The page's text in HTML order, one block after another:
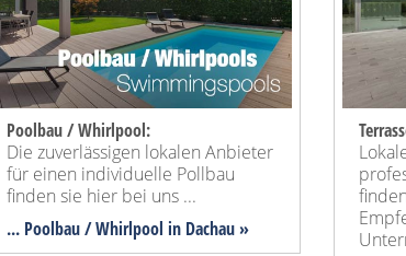
Poolbau / Whirlpool:
Die zuverlässigen lokalen Anbieter
für einen individuelle Pollbau
finden sie hier bei uns ...
... Poolbau / Whirlpool in Dachau »